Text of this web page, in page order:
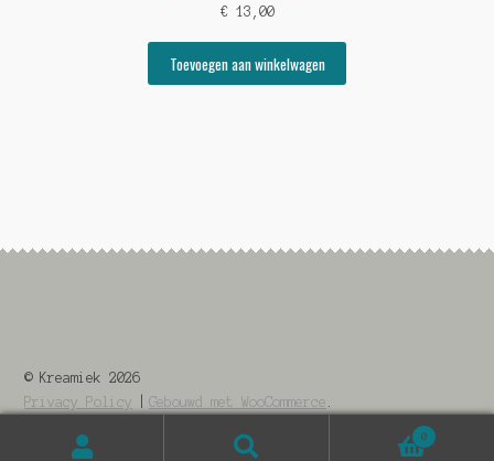
€ 13,00
Toevoegen aan winkelwagen
© Kreamiek 2026
Privacy Policy
Gebouwd met WooCommerce
0